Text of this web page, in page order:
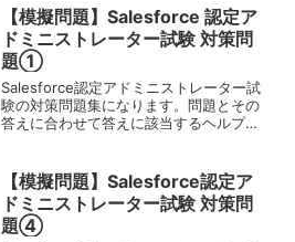
に対して何を設定することができます
か？（3つ選択...
【模擬問題】Salesforce 認定ア
ドミニストレーター試験 対策問
題①
Salesforce認定アドミニストレーター試
験の対策問題集になります。問題とその
答えに合わせて答えに該当するヘルプペ
レミアサポートを契約すると専任サポー
ト担当がつき...
【模擬問題】Salesforce認定ア
ドミニストレーター試験 対策問
題④